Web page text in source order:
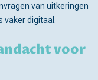
van uitkeringen
digitaal.
voor